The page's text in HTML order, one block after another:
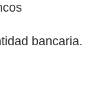
bancaria.